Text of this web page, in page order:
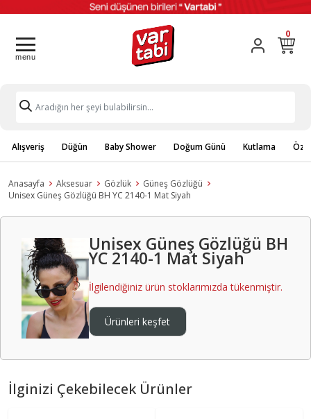
0
Alışveriş Düğün Baby Shower Doğum Günü Kutlama
Anasayfa Aksesuar Gözlük
Güneş Gözlüğü
Unisex Güneş Gözlüğü BH YC 2140-1 Mat Siyah
Unisex Güneş Gözlüğü BH
YC 2140-1 Mat Siyah
İlgilendiğiniz ürün stoklarımızda tükenmiştir.
Ürünleri keşfet
İlginizi Çekebilecek Ürünler